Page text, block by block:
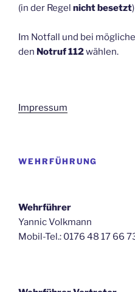
(in der Regel nicht besetzt)
Im Notfall und bei
den Notruf 112wählen.
Impressum
WEHRFÜHRUNG
Wehrführer
Yannic Volkmann
Mobil-Tel.: 0176 48 17 66